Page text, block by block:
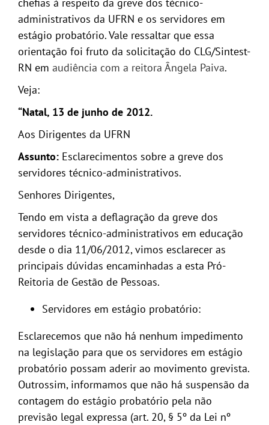
administrativos da UFRN e os servidores em
estágio probatório. Vale ressaltar que essa
orientação foi fruto da solicitação do CLG/Sintest-
RN em audiência com a reitora Ângela Paiva.
Veja:
“Natal, 13 de junho de 2012.
Aos Dirigentes da UFRN
Assunto:Esclarecimentos sobre a greve dos
servidores técnico-administrativos.
Senhores Dirigentes,
Tendo em vista a deflagração da greve dos
servidores técnico-administrativos em educação
desde o dia 11/06/2012, vimos esclarecer as
principais dúvidas encaminhadas a esta Pró-
Reitoria de Gestão de Pessoas.
Servidores em estágio probatório:
Esclarecemos que não há nenhum impedimento
na legislação para que os servidores em estágio
probatório possam aderir ao movimento grevista.
Outrossim, informamos que não há suspensão da
contagem do estágio probatório pela não
previsão legal expressa (art. 20, § 5º da Lei nº